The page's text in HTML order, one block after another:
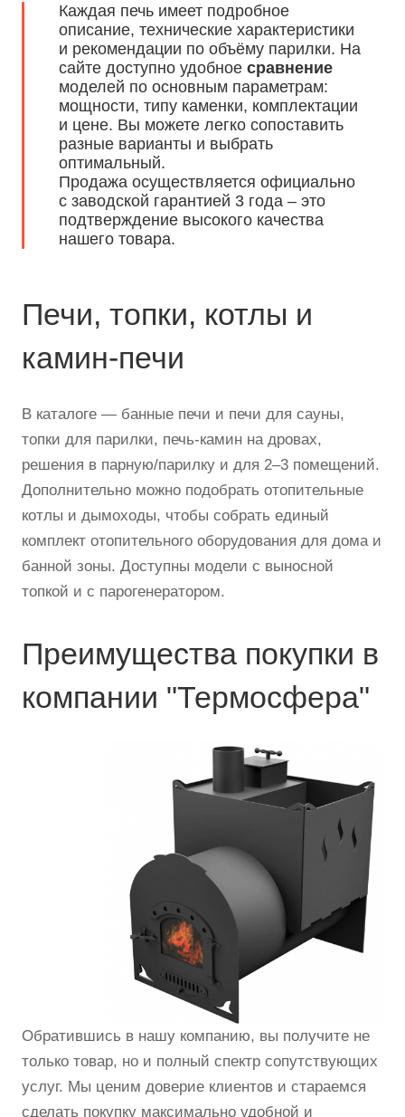
Каждая печь имеет подробное
описание, технические характеристики
и рекомендации по объёму парилки. На
сайте доступно удобное сравнение
моделей по основным параметрам:
мощности, типу каменки, комплектации
и цене. Вы можете легко сопоставить
разные варианты и выбрать
оптимальный.
Продажа осуществляется официально
с заводской гарантией 3 года – это
подтверждение высокого качества
нашего товара.
Печи, топки, котлы и
камин-печи
В каталоге — банные печи и печи для сауны,
топки для парилки, печь-камин на дровах,
решения в парную/парилку и для 2–3 помещений.
Дополнительно можно подобрать отопительные
котлы и дымоходы, чтобы собрать единый
комплект отопительного оборудования для дома и
банной зоны. Доступны модели с выносной
топкой и с парогенератором.
Преимущества покупки в
компании "Термосфера"
Обратившись в нашу компанию, вы получите не
только товар, но и полный спектр сопутствующих
услуг. Мы ценим доверие клиентов и стараемся
сделать покупку максимально удобной и